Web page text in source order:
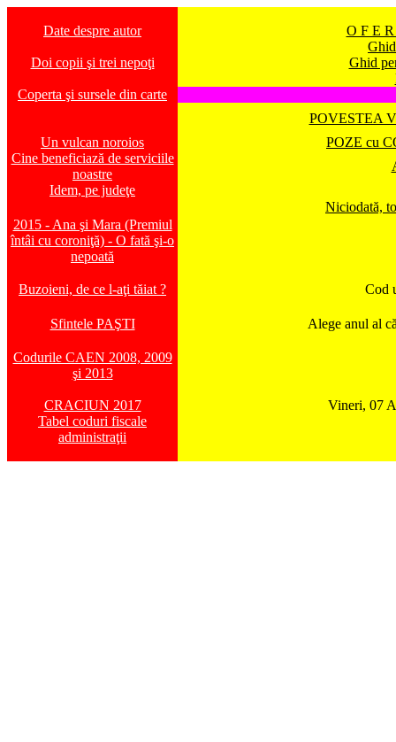
Date despre autor
O F E
Doi copii şi trei nepoţi
Ghid
Coperta şi sursele din carte
POVESTEA
Un vulcan noroios
POZE cu
Cine beneficiază de serviciile
noastre
Idem, pe judeţe
Niciodată,
2015 - Ana şi Mara (Premiul
întâi cu coroniţă) - O fată şi-o
nepoată
Buzoieni, de ce l-aţi tăiat ? Cod
Sfintele PAŞTI Alege anul al
Codurile CAEN 2008, 2009
şi 2013
CRACIUN 2017
Vineri, 07
Tabel coduri fiscale
administraţii